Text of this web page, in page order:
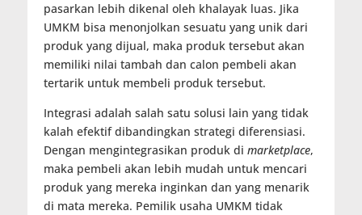
pasarkan lebih dikenal oleh khalayak luas. Jika
UMKM bisa menonjolkan sesuatu yang unik dari
produk yang dijual, maka produk tersebut akan
memiliki nilai tambah dan calon pembeli akan
tertarik untuk membeli produk tersebut.
Integrasi adalah salah satu solusi lain yang tidak
kalah efektif dibandingkan strategi diferensiasi.
Dengan mengintegrasikan produk di marketplace,
maka pembeli akan lebih mudah untuk mencari
produk yang mereka inginkan dan yang menarik
di mata mereka. Pemilik usaha UMKM tidak